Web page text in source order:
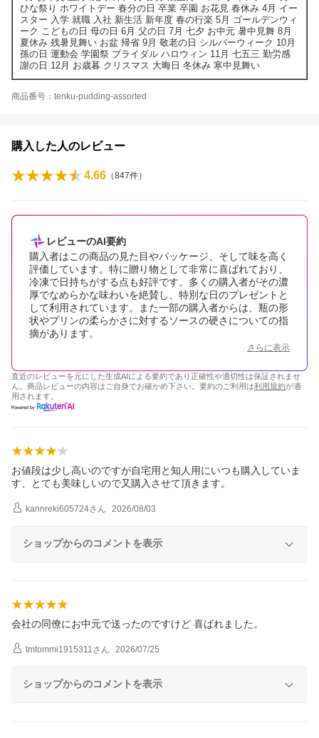
ひな祭り ホワイトデー 春分の日 卒業 卒園 お花見 春休み 4月 イー
スター 入学 就職 入社 新生活 新年度 春の行楽 5月 ゴールデンウィ
ーク こどもの日 母の日 6月 父の日 7月 七夕 お中元 暑中見舞 8月
夏休み 残暑見舞い お盆 帰省 9月 敬老の日 シルバーウィーク 10月
孫の日 運動会 学園祭 ブライダル ハロウィン 11月 七五三 勤労感
謝の日 12月 お歳暮 クリスマス 大晦日 冬休み 寒中見舞い
商品番号：tenku-pudding-assorted
購入した人のレビュー
4.66 （847件）
レビューのAI要約
購入者はこの商品の見た目やパッケージ、そして味を高く
評価しています。特に贈り物として非常に喜ばれており、
冷凍で日持ちがする点も好評です。多くの購入者がその濃
厚でなめらかな味わいを絶賛し、特別な日のプレゼントと
して利用されています。また一部の購入者からは、瓶の形
状やプリンの柔らかさに対するソースの硬さについての指
摘があります。
さらに表示
直近のレビューを元にした生成AIによる要約であり正確性や適切性は保証されませ
ん。商品レビューの内容はご自身でお確かめ下さい。要約のご利用は利用規約が適
用されます。
お値段は少し高いのですが自宅用と知人用にいつも購入していま
す、とても美味しいので又購入させて頂きます。
kannreki605724さん 2026/08/03
ショップからのコメントを表示
会社の同僚にお中元で送ったのですけど 喜ばれました。
tmtommi1915311さん 2026/07/25
ショップからのコメントを表示